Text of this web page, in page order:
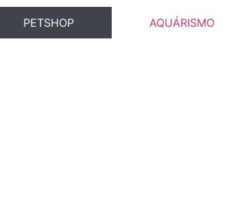
PETSHOP AQUÁRISMO